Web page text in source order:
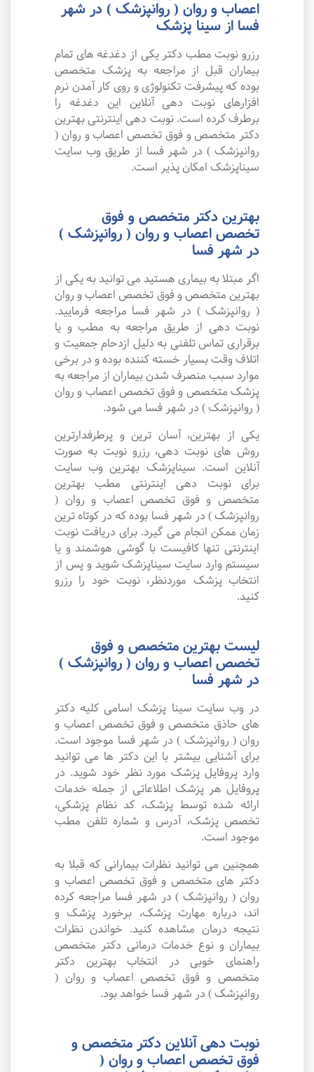
اعصاب و روان ( روانپزشک ) در شهر
فسا از سینا پزشک
رزرو نوبت مطب دکتر یکی از دغدغه های تمام
بیماران قبل از مراجعه به پزشک متخصص
بوده که پیشرفت تکنولوژی و روی کار آمدن نرم
افزارهای نوبت دهی آنلاین این دغدغه را
برطرف کرده است. نوبت دهی اینترنتی بهترین
دکتر متخصص و فوق تخصص اعصاب و روان (
روانپزشک ) در شهر فسا از طریق وب سایت
سیناپزشک امکان پذیر است.
بهترین دکتر متخصص و فوق
تخصص اعصاب و روان ( روانپزشک )
در شهر فسا
اگر مبتلا به بیماری هستید می توانید به یکی از
بهترین متخصص و فوق تخصص اعصاب و روان
( روانپزشک ) در شهر فسا مراجعه فرمایید.
نوبت دهی از طریق مراجعه به مطب و یا
برقراری تماس تلفنی به دلیل ازدحام جمعیت و
اتلاف وقت بسیار خسته کننده بوده و در برخی
موارد سبب منصرف شدن بیماران از مراجعه به
پزشک متخصص و فوق تخصص اعصاب و روان
( روانپزشک ) در شهر فسا می شود.
یکی از بهترین، آسان ترین و پرطرفدارترین
روش های نوبت دهی، رزرو نوبت به صورت
آنلاین است. سیناپزشک بهترین وب سایت
برای نوبت دهی اینترنتی مطب بهترین
متخصص و فوق تخصص اعصاب و روان (
روانپزشک ) در شهر فسا بوده که در کوتاه ترین
زمان ممکن انجام می گیرد. برای دریافت نوبت
اینترنتی تنها کافیست با گوشی هوشمند و یا
سیستم وارد سایت سیناپزشک شوید و پس از
انتخاب پزشک موردنظر، نوبت خود را رزرو
کنید.
لیست بهترین متخصص و فوق
تخصص اعصاب و روان ( روانپزشک )
در شهر فسا
در وب سایت سینا پزشک اسامی کلیه دکتر
های حاذق متخصص و فوق تخصص اعصاب و
روان ( روانپزشک ) در شهر فسا موجود است.
برای آشنایی بیشتر با این دکتر ها می توانید
وارد پروفایل پزشک مورد نظر خود شوید. در
پروفایل هر پزشک اطلاعاتی از جمله خدمات
ارائه شده توسط پزشک، کد نظام پزشکی،
تخصص پزشک، آدرس و شماره تلفن مطب
موجود است.
همچنین می توانید نظرات بیمارانی که قبلا به
دکتر های متخصص و فوق تخصص اعصاب و
روان ( روانپزشک ) در شهر فسا مراجعه کرده
اند، درباره مهارت پزشک، برخورد پزشک و
نتیجه درمان مشاهده کنید. خواندن نظرات
بیماران و نوع خدمات درمانی دکتر متخصص
راهنمای خوبی در انتخاب بهترین دکتر
متخصص و فوق تخصص اعصاب و روان (
روانپزشک ) در شهر فسا خواهد بود.
نوبت دهی آنلاین دکتر متخصص و
فوق تخصص اعصاب و روان (